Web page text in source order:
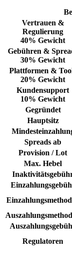
Vertrauen &
Regulierung
40% Gewicht
Gebühren &
30% Gewicht
Plattformen &
20% Gewicht
Kundensupport
10% Gewicht
Gegründet
Hauptsitz
Spreads ab
Provision / Lot
Max. Hebel
Regulatoren